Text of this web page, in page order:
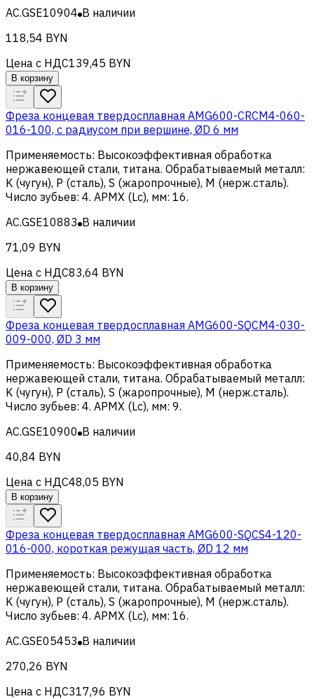
AC.GSE10904 В наличии
118,54 BYN
Цена с НДС139,45 BYN
В корзину
Фреза концевая твердосплавная AMG600-CRCM4-060-
016-100, с радиусом при вершине, ØD 6 мм
Применяемость: Высокоэффективная обработка
нержавеющей стали, титана. Обрабатываемый металл:
K (чугун), Р (сталь), S (жаропрочные), M (нерж.сталь).
Число зубьев: 4. APMX (Lc), мм: 16.
AC.GSE10883 В наличии
71,09 BYN
Цена с НДС83,64 BYN
В корзину
Фреза концевая твердосплавная AMG600-SQCM4-030-
009-000, ØD 3 мм
Применяемость: Высокоэффективная обработка
нержавеющей стали, титана. Обрабатываемый металл:
K (чугун), Р (сталь), S (жаропрочные), M (нерж.сталь).
Число зубьев: 4. APMX (Lc), мм: 9.
AC.GSE10900 В наличии
40,84 BYN
Цена с НДС48,05 BYN
В корзину
Фреза концевая твердосплавная AMG600-SQCS4-120-
016-000, короткая режущая часть, ØD 12 мм
Применяемость: Высокоэффективная обработка
нержавеющей стали, титана. Обрабатываемый металл:
K (чугун), Р (сталь), S (жаропрочные), M (нерж.сталь).
Число зубьев: 4. APMX (Lc), мм: 16.
AC.GSE05453 В наличии
270,26 BYN
Цена с НДС317,96 BYN